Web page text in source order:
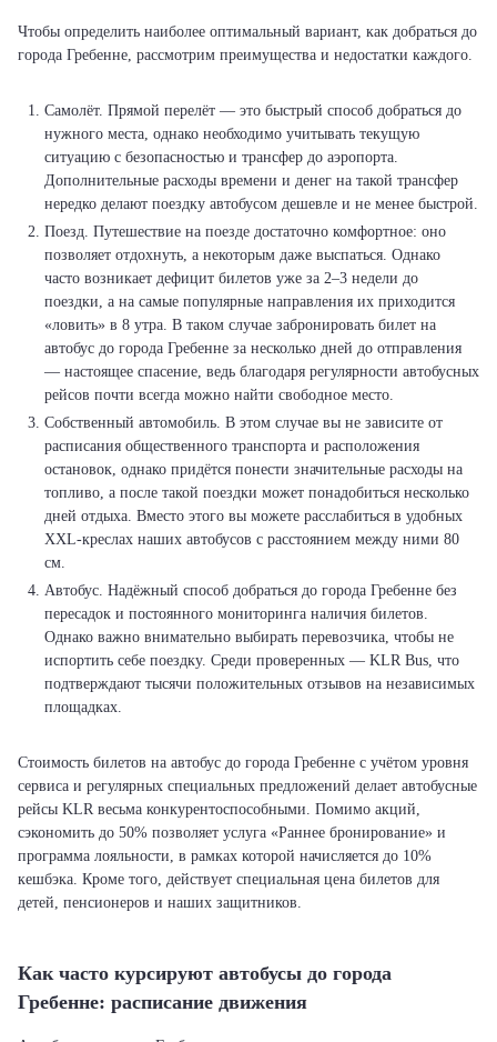
Чтобы определить наиболее оптимальный вариант, как добраться до
города Гребенне, рассмотрим преимущества и недостатки каждого.
Самолёт. Прямой перелёт — это быстрый способ добраться до
нужного места, однако необходимо учитывать текущую
ситуацию с безопасностью и трансфер до аэропорта.
Дополнительные расходы времени и денег на такой трансфер
нередко делают поездку автобусом дешевле и не менее быстрой.
Поезд. Путешествие на поезде достаточно комфортное: оно
позволяет отдохнуть, а некоторым даже выспаться. Однако
часто возникает дефицит билетов уже за 2–3 недели до
поездки, а на самые популярные направления их приходится
«ловить» в 8 утра. В таком случае забронировать билет на
автобус до города Гребенне за несколько дней до отправления
— настоящее спасение, ведь благодаря регулярности автобусных
рейсов почти всегда можно найти свободное место.
Собственный автомобиль. В этом случае вы не зависите от
расписания общественного транспорта и расположения
остановок, однако придётся понести значительные расходы на
топливо, а после такой поездки может понадобиться несколько
дней отдыха. Вместо этого вы можете расслабиться в удобных
XXL-креслах наших автобусов с расстоянием между ними 80
см.
Автобус. Надёжный способ добраться до города Гребенне без
пересадок и постоянного мониторинга наличия билетов.
Однако важно внимательно выбирать перевозчика, чтобы не
испортить себе поездку. Среди проверенных — KLR Bus, что
подтверждают тысячи положительных отзывов на независимых
площадках.
Стоимость билетов на автобус до города Гребенне с учётом уровня
сервиса и регулярных специальных предложений делает автобусные
рейсы KLR весьма конкурентоспособными. Помимо акций,
сэкономить до 50% позволяет услуга «Раннее бронирование» и
программа лояльности, в рамках которой начисляется до 10%
кешбэка. Кроме того, действует специальная цена билетов для
детей, пенсионеров и наших защитников.
Как часто курсируют автобусы до города
Гребенне: расписание движения